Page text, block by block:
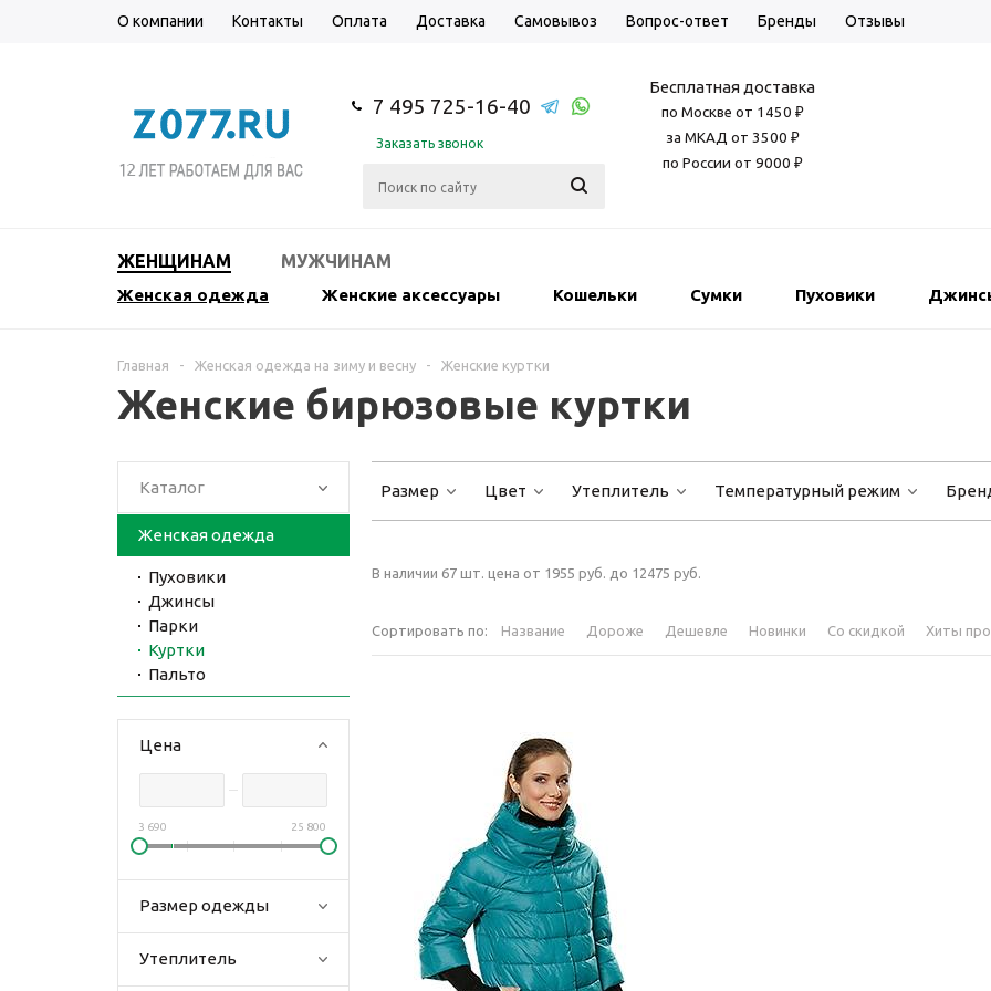
О компании Контакты Оплата Доставка Самовывоз Вопрос-ответ Бренды Отзывы
7 495 725-16-40
Заказать звонок
Бесплатная доставка
по Москве от 1450 ₽
за МКАД от 3500 ₽
по России от 9000 ₽
ЖЕНЩИНАМ МУЖЧИНАМ
Женская одежда Женские аксессуары Кошельки Сумки Пуховики
Главная - Женская одежда на зиму и весну - Женские куртки
Женские бирюзовые куртки
Каталог
Женская одежда
Пуховики
Джинсы
Парки
Куртки
Пальто
Цена
3 690 25 800
Размер одежды
Утеплитель
Размер Цвет Утеплитель Температурный режим
В наличии 67 шт. цена от 1955 руб. до 12475 руб.
Сортировать по: Название Дороже Дешевле Новинки Со скидкой Хиты